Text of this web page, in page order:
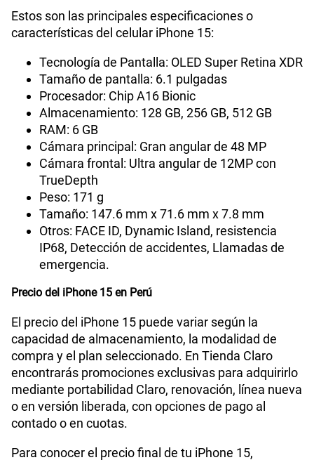
Estos son las principales especificaciones o
características del celular iPhone 15:
Tecnología de Pantalla: OLED Super Retina XDR
Tamaño de pantalla: 6.1 pulgadas
Procesador: Chip A16 Bionic
Almacenamiento: 128 GB, 256 GB, 512 GB
RAM: 6 GB
Cámara principal: Gran angular de 48 MP
Cámara frontal: Ultra angular de 12MP con
TrueDepth
Peso: 171 g
Tamaño: 147.6 mm x 71.6 mm x 7.8 mm
Otros: FACE ID, Dynamic Island, resistencia
IP68, Detección de accidentes, Llamadas de
emergencia.
Precio del iPhone 15 en Perú
El precio del iPhone 15 puede variar según la
capacidad de almacenamiento, la modalidad de
compra y el plan seleccionado. En Tienda Claro
encontrarás promociones exclusivas para adquirirlo
mediante portabilidad Claro, renovación, línea nueva
o en versión liberada, con opciones de pago al
contado o en cuotas.
Para conocer el precio final de tu iPhone 15,